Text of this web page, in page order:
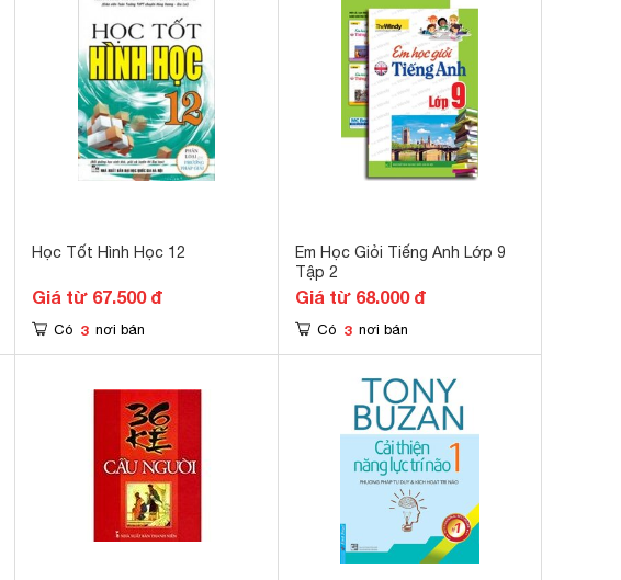
Học Tốt Hình Học 12
Giá từ 67.500 đ
Có 3 nơi bán
Em Học Giỏi Tiếng Anh Lớp 9
Tập 2
Giá từ 68.000 đ
Có 3 nơi bán